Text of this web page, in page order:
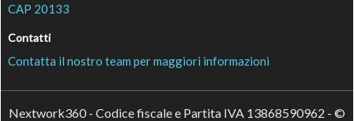
CAP 20133
Contatti
Contatta il nostro team per maggiori informazioni
Nextwork360 - Codice fiscale e Partita IVA 13868590962 - ©